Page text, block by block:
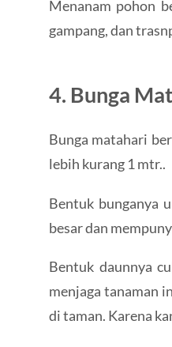
Menanam pohon
gampang, dan
4. Bunga
Bunga matahari
lebih kurang 1 mtr..
Bentuk bunganya
besar dan
Bentuk daunnya
menjaga tanaman
di taman. Karena